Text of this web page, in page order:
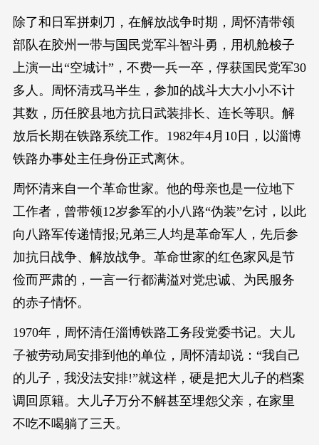
除了和日军拼刺刀，在解放战争时期，周怀清带领
部队在胶州一带与国民党军斗智斗勇，用机舱梭子
上演一出“空城计”，不费一兵一卒，俘获国民党军30
多人。周怀清戎马半生，参加的战斗大大小小不计
其数，历任胶县地方抗日武装排长、连长等职。解
放后长期在铁路系统工作。1982年4月10日，以淄博
铁路办事处主任身份正式离休。
周怀清来自一个革命世家。他的母亲也是一位地下
工作者，曾带领12岁参军的小八路“伪装”乞讨，以此
向八路军传递情报;兄弟三人均是革命军人，先后参
加抗日战争、解放战争。革命世家的红色家风是节
俭而严肃的，一言一行都满溢对党忠诚、为民服务
的赤子情怀。
1970年，周怀清任淄博铁路工务段党委书记。大儿
子被劳动局安排到他的单位，周怀清却说：“我自己
的儿子，我没法安排!”就这样，硬是把大儿子的档案
调回原籍。大儿子万分不解甚至埋怨父亲，在家里
不吃不喝躺了三天。